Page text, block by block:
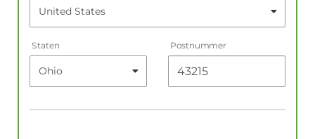
Staten Postnummer